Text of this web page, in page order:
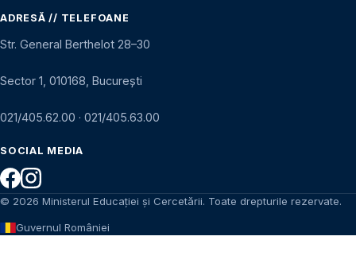
ADRESĂ // TELEFOANE
Str. General Berthelot 28–30
Sector 1, 010168, București
021/405.62.00 · 021/405.63.00
SOCIAL MEDIA
© 2026 Ministerul Educației și Cercetării. Toate drepturile rezervate.
Guvernul României